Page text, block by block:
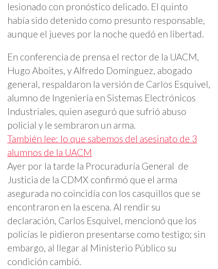
lesionado con pronóstico delicado. El quinto
había sido detenido como presunto responsable,
aunque el jueves por la noche quedó en libertad.
En conferencia de prensa el rector de la UACM,
Hugo Aboites, y Alfredo Domínguez, abogado
general, respaldaron la versión de Carlos Esquivel,
alumno de Ingeniería en Sistemas Electrónicos
Industriales, quien aseguró que sufrió abuso
policial y le sembraron un arma.
También lee: lo que sabemos del asesinato de 3
alumnos de la UACM
Ayer por la tarde la Procuraduría General de
Justicia de la CDMX confirmó que el arma
asegurada no coincidía con los casquillos que se
encontraron en la escena. Al rendir su
declaración, Carlos Esquivel, mencionó que los
policías le pidieron presentarse como testigo; sin
embargo, al llegar al Ministerio Público su
condición cambió.